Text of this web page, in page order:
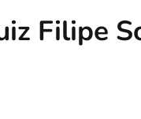
Filipe